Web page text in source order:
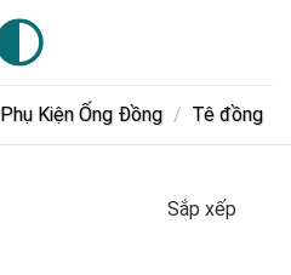
Phụ Kiện Ống Đồng / Tê đồng
Sắp xếp